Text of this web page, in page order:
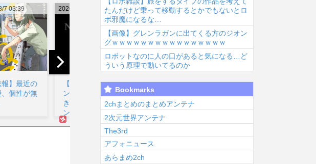
2026/8/7 03:17
【朗報】ワンダ
ンス作者、手描
2026/8/7 03:17
東山奈央って可
愛いよな...
2026/8/7 02:41
【朗報】マリオ
いです、ドリフ
ト加速します、
排気...
2026/8/7 01:53
【ドラゴンボー
煽りを初めてし
まう…...
たんだけど乗って移動するとかでもないとロ
ボ邪魔になるな…
【画像】グレンラガンに出てくる方のジオン
グｗｗｗｗｗｗｗｗｗｗｗｗｗｗｗｗ
ロボットなのに人の口があると気になる…ど
ういう原理で動いてるのか
Bookmarks
2chまとめのまとめアンテナ
2次元世界アンテナ
The3rd
アフォニュース
あらまめ2ch